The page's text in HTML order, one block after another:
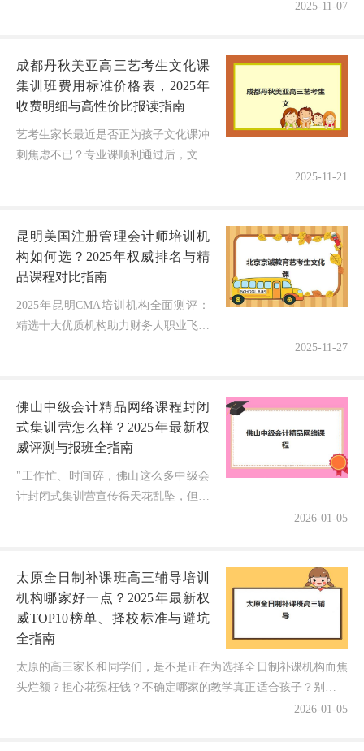
2025-11-07
成都丹秋美亚高三艺考生文化课
集训班费用标准价格表，2025年
收费明细与高性价比报读指南
艺考生家长最近是否正为孩子文化课冲
刺焦虑不已？专业课顺利通过后，文化
2025-11-21
昆明美国注册管理会计师培训机
构如何选？2025年权威排名与精
品课程对比指南
2025年昆明CMA培训机构全面测评：
精选十大优质机构助力财务人职业飞跃
2025-11-27
佛山中级会计精品网络课程封闭
式集训营怎么样？2025年最新权
威评测与报班全指南
"工作忙、时间碎，佛山这么多中级会
计封闭式集训营宣传得天花乱坠，但精
2026-01-05
太原全日制补课班高三辅导培训
机构哪家好一点？2025年最新权
威TOP10榜单、择校标准与避坑
全指南
太原的高三家长和同学们，是不是正在为选择全日制补课机构而焦
头烂额？担心花冤枉钱？不确定哪家的教学真正适合孩子？别急！
作为深耕教育领域多年的博主，今天结合2025年最新调研...2026-01-05